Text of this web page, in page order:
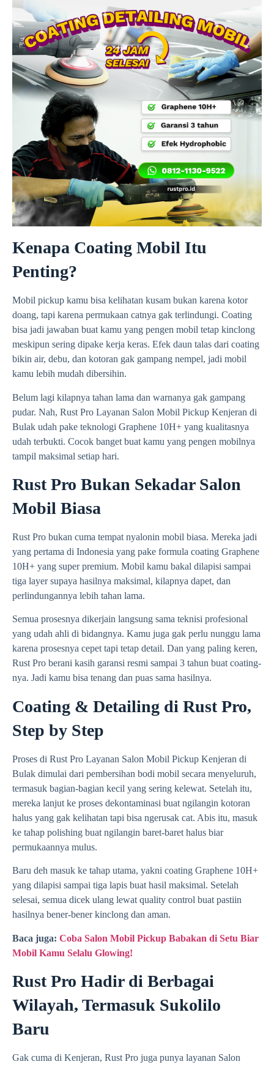
Kenapa Coating Mobil Itu
Penting?
Mobil pickup kamu bisa kelihatan kusam bukan karena kotor
doang, tapi karena permukaan catnya gak terlindungi. Coating
bisa jadi jawaban buat kamu yang pengen mobil tetap kinclong
meskipun sering dipake kerja keras. Efek daun talas dari coating
bikin air, debu, dan kotoran gak gampang nempel, jadi mobil
kamu lebih mudah dibersihin.
Belum lagi kilapnya tahan lama dan warnanya gak gampang
pudar. Nah, Rust Pro Layanan Salon Mobil Pickup Kenjeran di
Bulak udah pake teknologi Graphene 10H+ yang kualitasnya
udah terbukti. Cocok banget buat kamu yang pengen mobilnya
tampil maksimal setiap hari.
Rust Pro Bukan Sekadar Salon
Mobil Biasa
Rust Pro bukan cuma tempat nyalonin mobil biasa. Mereka jadi
yang pertama di Indonesia yang pake formula coating Graphene
10H+ yang super premium. Mobil kamu bakal dilapisi sampai
tiga layer supaya hasilnya maksimal, kilapnya dapet, dan
perlindungannya lebih tahan lama.
Semua prosesnya dikerjain langsung sama teknisi profesional
yang udah ahli di bidangnya. Kamu juga gak perlu nunggu lama
karena prosesnya cepet tapi tetap detail. Dan yang paling keren,
Rust Pro berani kasih garansi resmi sampai 3 tahun buat coating-
nya. Jadi kamu bisa tenang dan puas sama hasilnya.
Coating & Detailing di Rust Pro,
Step by Step
Proses di Rust Pro Layanan Salon Mobil Pickup Kenjeran di
Bulak dimulai dari pembersihan bodi mobil secara menyeluruh,
termasuk bagian-bagian kecil yang sering kelewat. Setelah itu,
mereka lanjut ke proses dekontaminasi buat ngilangin kotoran
halus yang gak kelihatan tapi bisa ngerusak cat. Abis itu, masuk
ke tahap polishing buat ngilangin baret-baret halus biar
permukaannya mulus.
Baru deh masuk ke tahap utama, yakni coating Graphene 10H+
yang dilapisi sampai tiga lapis buat hasil maksimal. Setelah
selesai, semua dicek ulang lewat quality control buat pastiin
hasilnya bener-bener kinclong dan aman.
Baca juga: Coba Salon Mobil Pickup Babakan di Setu Biar
Mobil Kamu Selalu Glowing!
Rust Pro Hadir di Berbagai
Wilayah, Termasuk Sukolilo
Baru
Gak cuma di Kenjeran, Rust Pro juga punya layanan Salon